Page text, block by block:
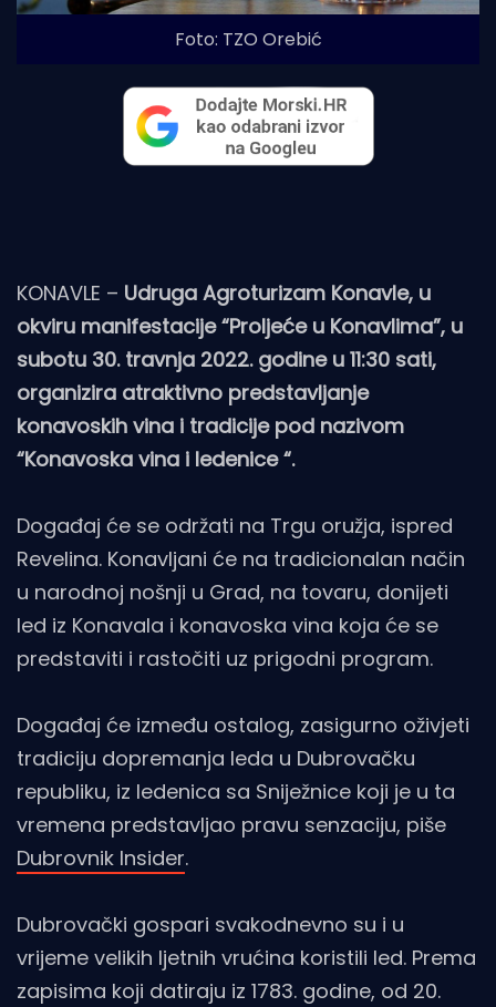
Foto: TZO Orebić
KONAVLE – Udruga Agroturizam Konavle, u
okviru manifestacije “Proljeće u Konavlima”, u
subotu 30. travnja 2022. godine u 11:30 sati,
organizira atraktivno predstavljanje
konavoskih vina i tradicije pod nazivom
“Konavoska vina i ledenice “.
Događaj će se održati na Trgu oružja, ispred
Revelina. Konavljani će na tradicionalan način
u narodnoj nošnji u Grad, na tovaru, donijeti
led iz Konavala i konavoska vina koja će se
predstaviti i rastočiti uz prigodni program.
Događaj će između ostalog, zasigurno oživjeti
tradiciju dopremanja leda u Dubrovačku
republiku, iz ledenica sa Sniježnice koji je u ta
vremena predstavljao pravu senzaciju, piše
Dubrovnik Insider.
Dubrovački gospari svakodnevno su i u
vrijeme velikih ljetnih vrućina koristili led. Prema
zapisima koji datiraju iz 1783. godine, od 20.